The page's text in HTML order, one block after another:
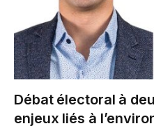
Débat électoral à
enjeux liés à